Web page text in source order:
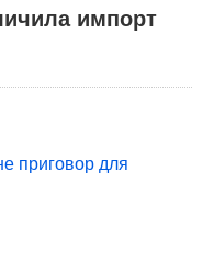
импорт